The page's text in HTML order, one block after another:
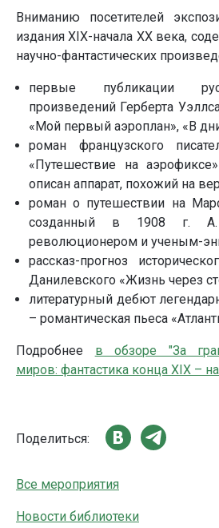
Вниманию посетителей
издания XIX-начала ХХ века,
научно-фантастических
первые публикации
произведений Герберта
«Мой первый аэроплан», «В
роман французского
«Путешествие на
описан аппарат, похожий на
роман о путешествии на
созданный в 1908 г.
революционером и ученым-
рассказ-прогноз
Данилевского «Жизнь через
литературный дебют
– романтическая пьеса
Подробнее в обзоре "За
миров: фантастика конца XIX –
Поделиться:
Все мероприятия
Новости библиотеки